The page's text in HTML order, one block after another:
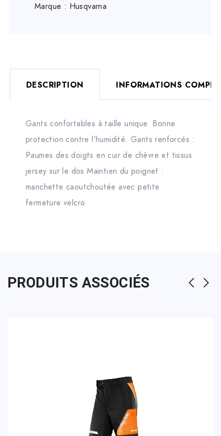
Marque : Husqvarna
DESCRIPTION INFORMATIONS
Gants confortables à taille unique. Bonne
protection contre l’humidité. Gants renforcés :
Paumes des doigts en cuir de chèvre et tissus
jersey sur le dos Maintien du poignet :
manchette caoutchoutée avec petite
fermeture velcro.
PRODUITS ASSOCIÉS